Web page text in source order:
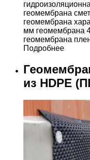
Подробнее
из HDPE